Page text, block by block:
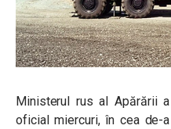
Ministerul rus al Apărării
oficial miercuri, în cea de-